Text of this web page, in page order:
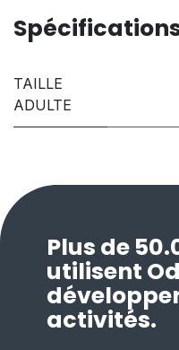
TAILLE
ADULTE
Plus de
utilisent
activités.